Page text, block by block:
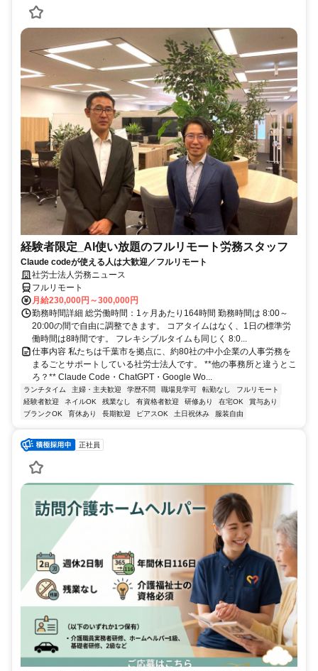
経験者限定_AI使い放題のフルリモート労務スタッフ
Claude codeが使える人は大歓迎／フルリモート
社労士法人労務ニュース
フルリモート
月給230,000円～300,000円
勤務時間詳細 総労働時間：1ヶ月あたり164時間 勤務時間は 8:00～
20:00の間で自由に調整できます。 コアタイムはなく、1日の標準労
働時間は8時間です。 フレキシブルタイムも同じく 8:0...
仕事内容 私たちは千葉市を拠点に、約80社の中小企業の人事労務を
まるごとサポートしている社労士法人です。 **他の事務所と違うとこ
ろ？** Claude Code・ChatGPT・Google Wo...
ランチタイム 主婦・主夫歓迎 学歴不問 職場見学可 転勤なし
フルリモート
経験者歓迎
ネイルOK 残業なし 有資格者歓迎 研修あり 在宅OK
賞与あり
ブランクOK
育休あり 長期歓迎 ピアスOK 土日祝休み 服装自由
正社員